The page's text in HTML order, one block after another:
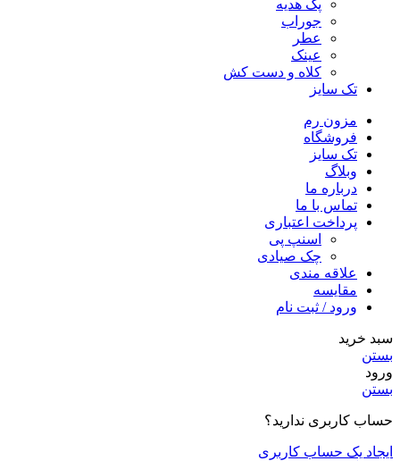
پک هدیه
جوراب
عطر
عینک
کلاه و دست کش
تک سایز
مزون رم
فروشگاه
تک سایز
وبلاگ
درباره ما
تماس با ما
پرداخت اعتباری
اسنپ پی
چک صیادی
علاقه مندی
مقايسه
ورود / ثبت نام
سبد خرید
بستن
ورود
بستن
حساب کاربری ندارید؟
ایجاد یک حساب کاربری